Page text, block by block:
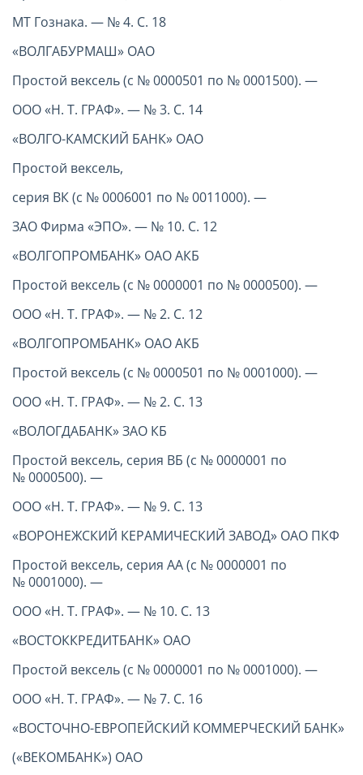
МТ Гознака. — № 4. С. 18
«ВОЛГАБУРМАШ» ОАО
Простой вексель (с № 0000501 по № 0001500). —
ООО «Н. Т. ГРАФ». — № 3. С. 14
«ВОЛГО-КАМСКИЙ БАНК» ОАО
Простой вексель,
серия ВК (с № 0006001 по № 0011000). —
ЗАО Фирма «ЭПО». — № 10. С. 12
«ВОЛГОПРОМБАНК» ОАО АКБ
Простой вексель (с № 0000001 по № 0000500). —
ООО «Н. Т. ГРАФ». — № 2. С. 12
«ВОЛГОПРОМБАНК» ОАО АКБ
Простой вексель (с № 0000501 по № 0001000). —
ООО «Н. Т. ГРАФ». — № 2. С. 13
«ВОЛОГДАБАНК» ЗАО КБ
Простой вексель, серия ВБ (с № 0000001 по
№ 0000500). —
ООО «Н. Т. ГРАФ». — № 9. С. 13
«ВОРОНЕЖСКИЙ КЕРАМИЧЕСКИЙ ЗАВОД» ОАО ПКФ
Простой вексель, серия АА (с № 0000001 по
№ 0001000). —
ООО «Н. Т. ГРАФ». — № 10. С. 13
«ВОСТОККРЕДИТБАНК» ОАО
Простой вексель (с № 0000001 по № 0001000). —
ООО «Н. Т. ГРАФ». — № 7. С. 16
«ВОСТОЧНО-ЕВРОПЕЙСКИЙ КОММЕРЧЕСКИЙ БАНК»
(«ВЕКОМБАНК») ОАО